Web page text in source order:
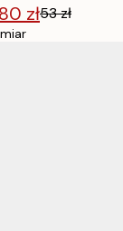
zł53 zł